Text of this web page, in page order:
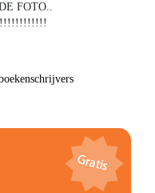
FOTO..